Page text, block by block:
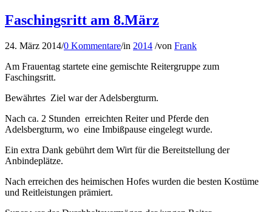
Faschingsritt am 8.März
24. März 2014/0 Kommentare/in 2014 /von Frank
Am Frauentag startete eine gemischte Reitergruppe zum
Faschingsritt.
Bewährtes Ziel war der Adelsbergturm.
Nach ca. 2 Stunden erreichten Reiter und Pferde den
Adelsbergturm, wo eine Imbißpause eingelegt wurde.
Ein extra Dank gebührt dem Wirt für die Bereitstellung der
Anbindeplätze.
Nach erreichen des heimischen Hofes wurden die besten Kostüme
und Reitleistungen prämiert.